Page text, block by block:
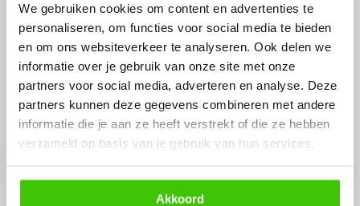
We gebruiken cookies om content en advertenties te
personaliseren, om functies voor social media te bieden
en om ons websiteverkeer te analyseren. Ook delen we
informatie over je gebruik van onze site met onze
partners voor social media, adverteren en analyse. Deze
partners kunnen deze gegevens combineren met andere
informatie die je aan ze heeft verstrekt of die ze hebben
verzameld op basis van je gebruik van hun services.
Akkoord
Ontvang de beste DEALS en tips in je inbox!
Abonneer
* Lees hier de wettelijke beperkingen